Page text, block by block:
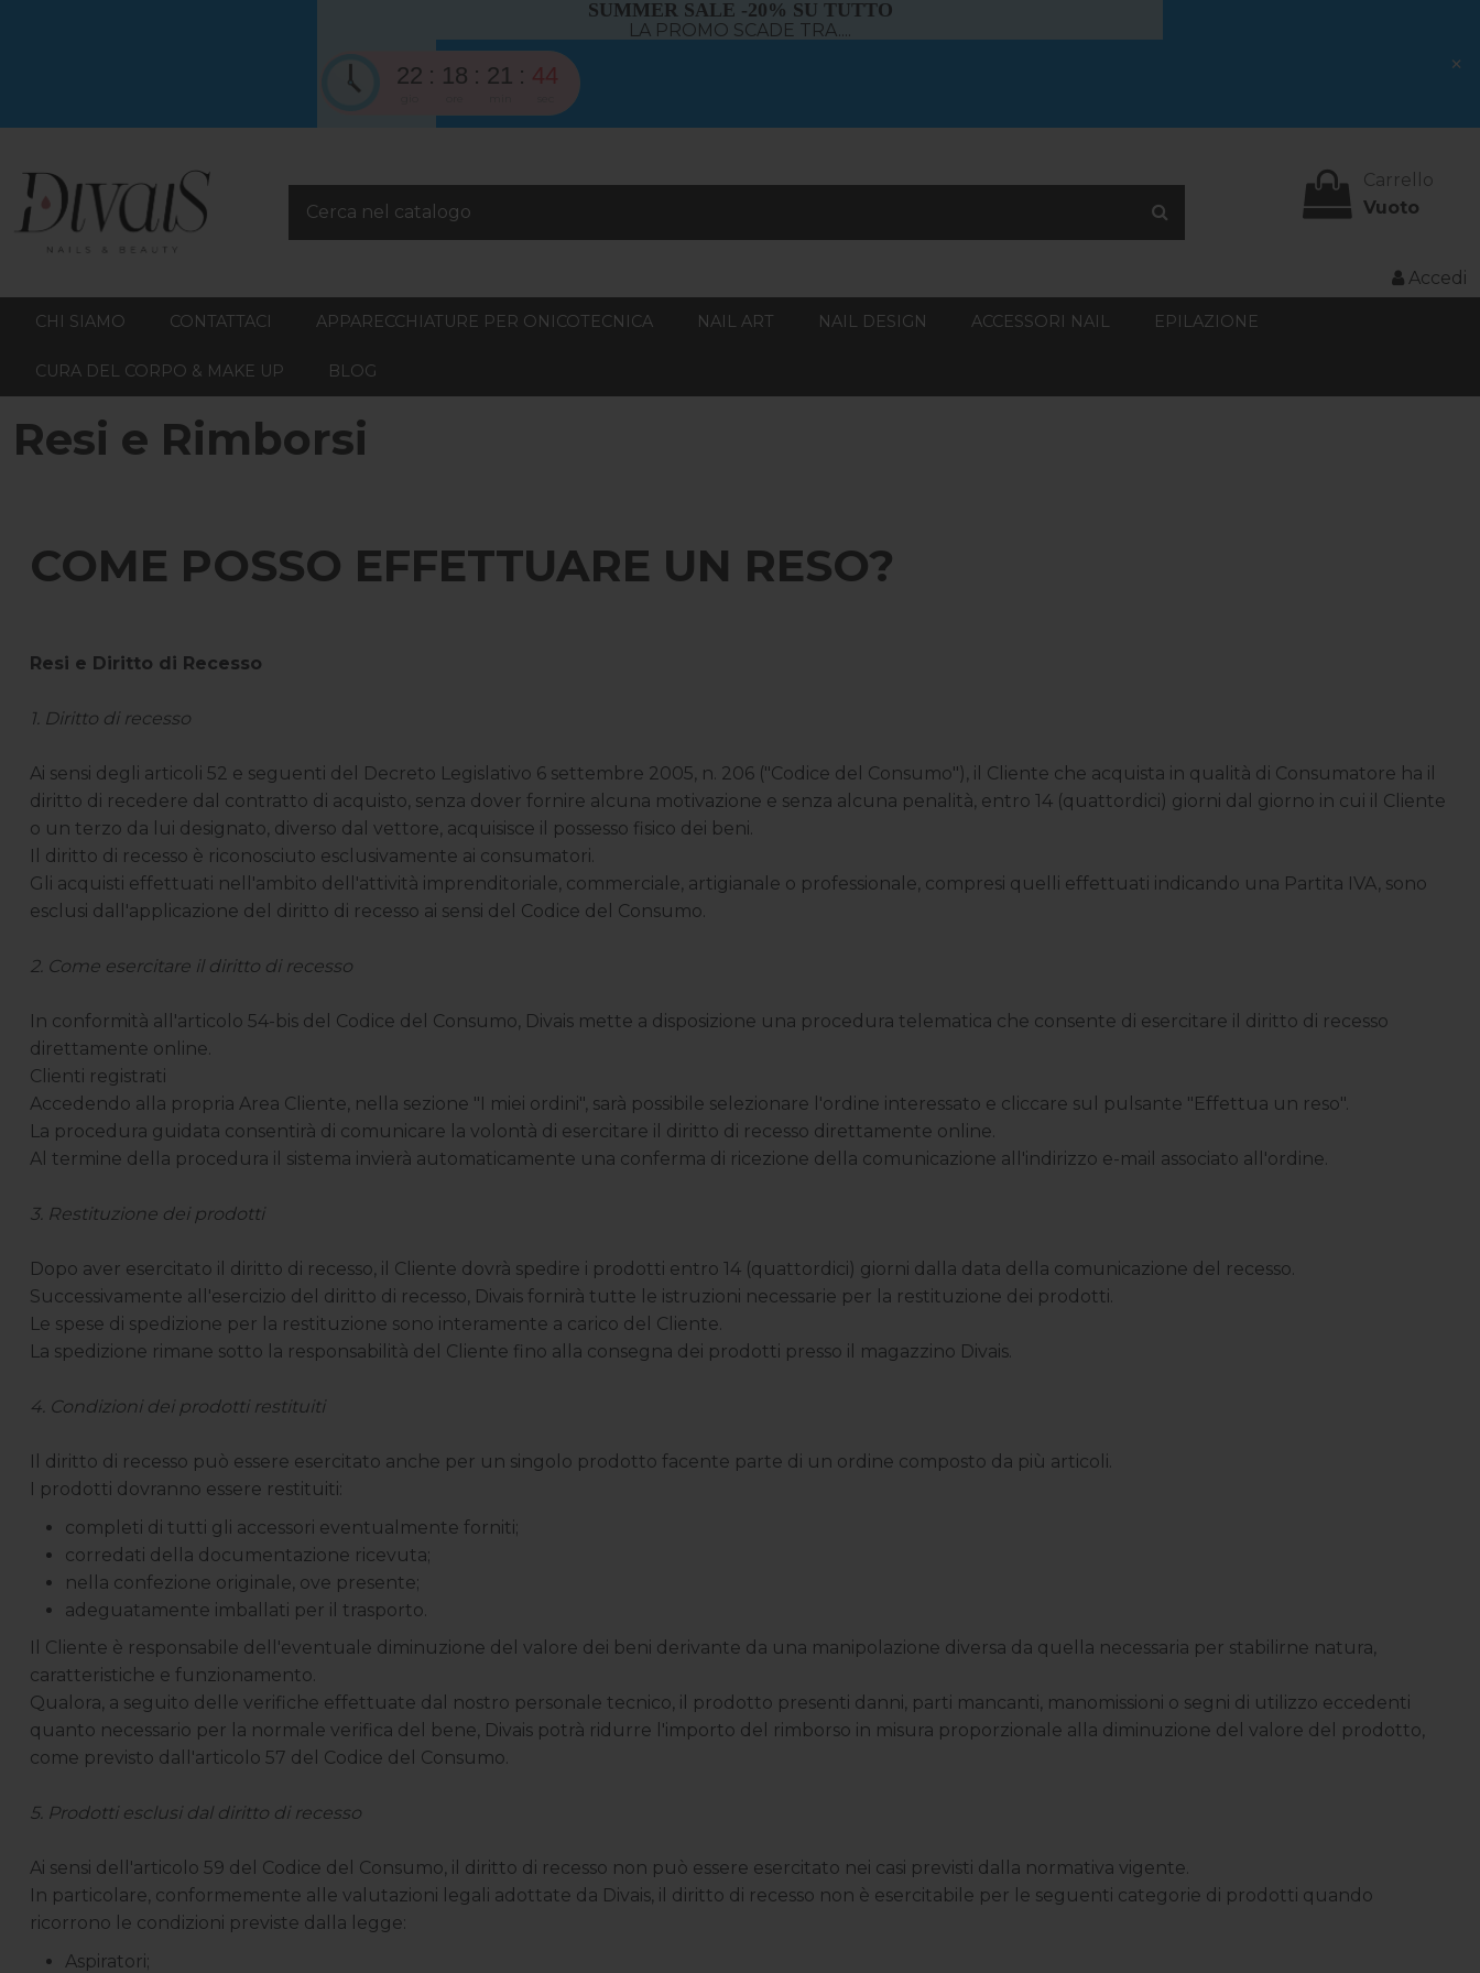
SUMMER SALE -20% SU TUTTO
LA PROMO SCADE TRA....
22 18 21 43 ×
Carrello
Vuoto
Accedi
CHI SIAMO CONTATTACI APPARECCHIATURE PER ONICOTECNICA NAIL ART NAIL DESIGN ACCESSORI NAIL EPILAZIONE
CURA DEL CORPO & MAKE UP BLOG
Resi e Rimborsi
COME POSSO EFFETTUARE UN RESO?
Resi e Diritto di Recesso
1. Diritto di recesso
Ai sensi degli articoli 52 e seguenti del Decreto Legislativo 6 settembre 2005, n. 206 ("Codice del Consumo"), il Cliente che acquista in qualità di Consumatore ha il
diritto di recedere dal contratto di acquisto, senza dover fornire alcuna motivazione e senza alcuna penalità, entro 14 (quattordici) giorni dal giorno in cui il Cliente
o un terzo da lui designato, diverso dal vettore, acquisisce il possesso fisico dei beni.
Il diritto di recesso è riconosciuto esclusivamente ai consumatori.
Gli acquisti effettuati nell'ambito dell'attività imprenditoriale, commerciale, artigianale o professionale, compresi quelli effettuati indicando una Partita IVA, sono
esclusi dall'applicazione del diritto di recesso ai sensi del Codice del Consumo.
2. Come esercitare il diritto di recesso
In conformità all'articolo 54-bis del Codice del Consumo, Divais mette a disposizione una procedura telematica che consente di esercitare il diritto di recesso
direttamente online.
Clienti registrati
Accedendo alla propria Area Cliente, nella sezione "I miei ordini", sarà possibile selezionare l'ordine interessato e cliccare sul pulsante "Effettua un reso".
La procedura guidata consentirà di comunicare la volontà di esercitare il diritto di recesso direttamente online.
Al termine della procedura il sistema invierà automaticamente una conferma di ricezione della comunicazione all'indirizzo e-mail associato all'ordine.
3. Restituzione dei prodotti
Dopo aver esercitato il diritto di recesso, il Cliente dovrà spedire i prodotti entro 14 (quattordici) giorni dalla data della comunicazione del recesso.
Successivamente all'esercizio del diritto di recesso, Divais fornirà tutte le istruzioni necessarie per la restituzione dei prodotti.
Le spese di spedizione per la restituzione sono interamente a carico del Cliente.
La spedizione rimane sotto la responsabilità del Cliente fino alla consegna dei prodotti presso il magazzino Divais.
4. Condizioni dei prodotti restituiti
Il diritto di recesso può essere esercitato anche per un singolo prodotto facente parte di un ordine composto da più articoli.
I prodotti dovranno essere restituiti:
completi di tutti gli accessori eventualmente forniti;
corredati della documentazione ricevuta;
nella confezione originale, ove presente;
adeguatamente imballati per il trasporto.
Il Cliente è responsabile dell'eventuale diminuzione del valore dei beni derivante da una manipolazione diversa da quella necessaria per stabilirne natura,
caratteristiche e funzionamento.
Qualora, a seguito delle verifiche effettuate dal nostro personale tecnico, il prodotto presenti danni, parti mancanti, manomissioni o segni di utilizzo eccedenti
quanto necessario per la normale verifica del bene, Divais potrà ridurre l'importo del rimborso in misura proporzionale alla diminuzione del valore del prodotto,
come previsto dall'articolo 57 del Codice del Consumo.
5. Prodotti esclusi dal diritto di recesso
Ai sensi dell'articolo 59 del Codice del Consumo, il diritto di recesso non può essere esercitato nei casi previsti dalla normativa vigente.
In particolare, conformemente alle valutazioni legali adottate da Divais, il diritto di recesso non è esercitabile per le seguenti categorie di prodotti quando
ricorrono le condizioni previste dalla legge:
Aspiratori;